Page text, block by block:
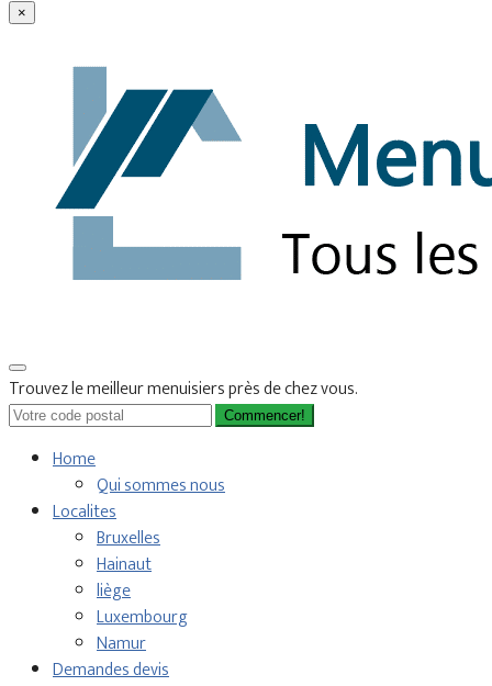
×
Trouvez le meilleur menuisiers près de chez vous.
Commencer!
Home
Qui sommes nous
Localites
Bruxelles
Hainaut
liège
Luxembourg
Namur
Demandes devis